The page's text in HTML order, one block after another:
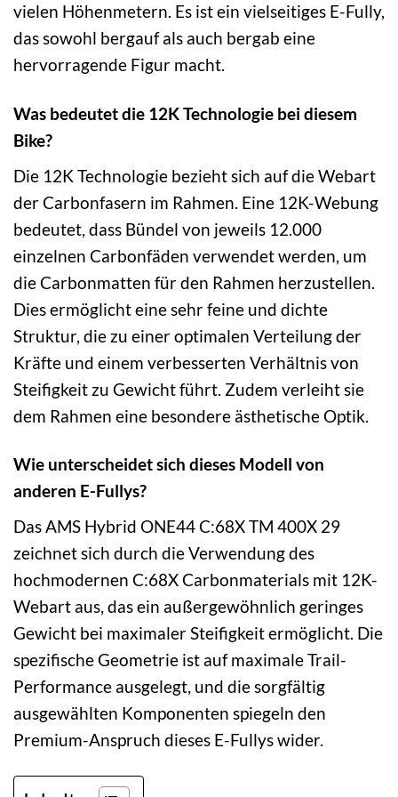
vielen Höhenmetern. Es ist ein vielseitiges E-Fully,
das sowohl bergauf als auch bergab eine
hervorragende Figur macht.
Was bedeutet die 12K Technologie bei diesem
Bike?
Die 12K Technologie bezieht sich auf die Webart
der Carbonfasern im Rahmen. Eine 12K-Webung
bedeutet, dass Bündel von jeweils 12.000
einzelnen Carbonfäden verwendet werden, um
die Carbonmatten für den Rahmen herzustellen.
Dies ermöglicht eine sehr feine und dichte
Struktur, die zu einer optimalen Verteilung der
Kräfte und einem verbesserten Verhältnis von
Steifigkeit zu Gewicht führt. Zudem verleiht sie
dem Rahmen eine besondere ästhetische Optik.
Wie unterscheidet sich dieses Modell von
anderen E-Fullys?
Das AMS Hybrid ONE44 C:68X TM 400X 29
zeichnet sich durch die Verwendung des
hochmodernen C:68X Carbonmaterials mit 12K-
Webart aus, das ein außergewöhnlich geringes
Gewicht bei maximaler Steifigkeit ermöglicht. Die
spezifische Geometrie ist auf maximale Trail-
Performance ausgelegt, und die sorgfältig
ausgewählten Komponenten spiegeln den
Premium-Anspruch dieses E-Fullys wider.